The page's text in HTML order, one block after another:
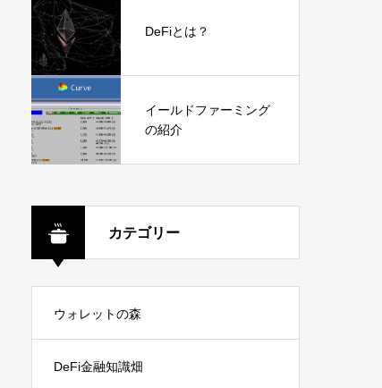
DeFiとは？
イールドファーミング
の紹介
カテゴリー
ウォレットの森
DeFi金融知識畑